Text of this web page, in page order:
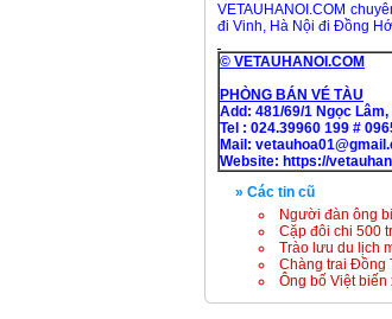
VETAUHANOI.COM
đi Vinh, Hà Nội đi Đồng
© VETAUHANOI.COM
PHÒNG BÁN VÉ TÀU
Add: 481/69/1 Ngọc
Tel : 024.39960 199 #
Mail:
Website: https://
» Các tin cũ
Người đàn ông
Cặp đôi chi 500
Trào lưu du lịch
Chàng trai Đồng
Ông bố Việt